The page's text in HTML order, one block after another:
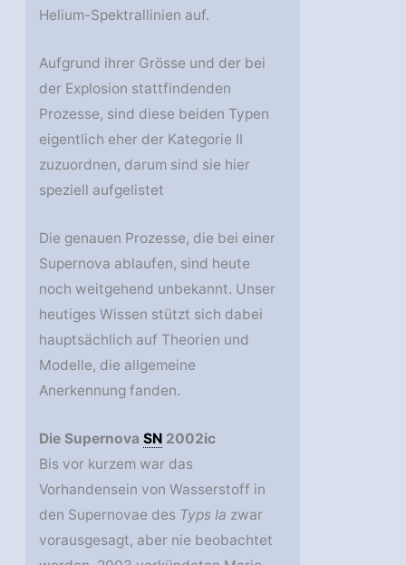
Helium-Spektrallinien auf.
Aufgrund ihrer Grösse und der bei
der Explosion stattfindenden
Prozesse, sind diese beiden Typen
eigentlich eher der Kategorie II
zuzuordnen, darum sind sie hier
speziell aufgelistet
Die genauen Prozesse, die bei einer
Supernova ablaufen, sind heute
noch weitgehend unbekannt. Unser
heutiges Wissen stützt sich dabei
hauptsächlich auf Theorien und
Modelle, die allgemeine
Anerkennung fanden.
Die SupernovaSN 2002ic
Bis vor kurzem war das
Vorhandensein von Wasserstoff in
den Supernovae des Typs Ia zwar
vorausgesagt, aber nie beobachtet